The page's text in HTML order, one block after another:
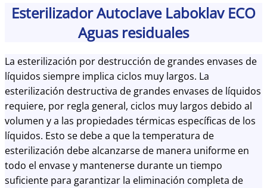
Esterilizador Autoclave Laboklav ECO
Aguas residuales
La esterilización por destrucción de grandes envases de
líquidos siempre implica ciclos muy largos. La
esterilización destructiva de grandes envases de líquidos
requiere, por regla general, ciclos muy largos debido al
volumen y a las propiedades térmicas específicas de los
líquidos. Esto se debe a que la temperatura de
esterilización debe alcanzarse de manera uniforme en
todo el envase y mantenerse durante un tiempo
suficiente para garantizar la eliminación completa de